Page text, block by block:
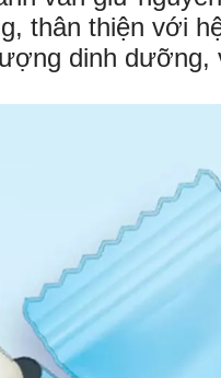
thân thiện với
dinh